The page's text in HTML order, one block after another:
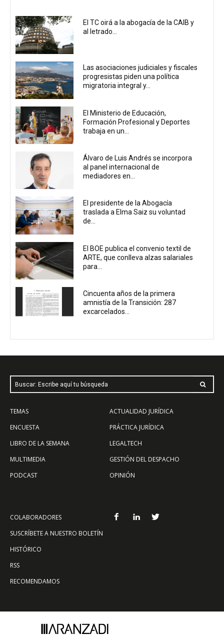
El TC oirá a la abogacía de la CAIB y
al letrado...
Las asociaciones judiciales y fiscales
progresistas piden una política
migratoria integral y...
El Ministerio de Educación,
Formación Profesional y Deportes
trabaja en un...
Álvaro de Luis Andrés se incorpora
al panel internacional de
mediadores en...
El presidente de la Abogacía
traslada a Elma Saiz su voluntad
de...
El BOE publica el convenio textil de
ARTE, que conlleva alzas salariales
para...
Cincuenta años de la primera
amnistía de la Transición: 287
excarcelados...
Buscar: Escribe aquí tu búsqueda
TEMAS
ENCUESTA
LIBRO DE LA SEMANA
MULTIMEDIA
PODCAST
ACTUALIDAD JURÍDICA
PRÁCTICA JURÍDICA
LEGALTECH
GESTIÓN DEL DESPACHO
OPINIÓN
COLABORADORES
SUSCRÍBETE A NUESTRO BOLETÍN
HISTÓRICO
RSS
RECOMENDAMOS